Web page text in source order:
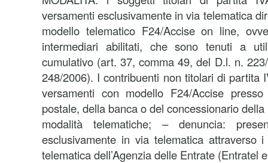
versamenti esclusivamente in via telematica
modello telematico F24/Accise on line,
intermediari abilitati, che sono tenuti a
cumulativo (art. 37, comma 49, del D.l. n.
248/2006). I contribuenti non titolari di partita
versamenti con modello F24/Accise
postale, della banca o del concessionario
modalità telematiche; – denuncia:
esclusivamente in via telematica attraverso
telematica dell’Agenzia delle Entrate (Entratel